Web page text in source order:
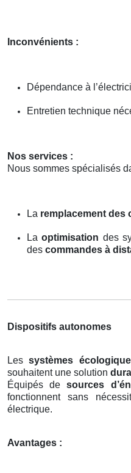
Inconvénients :
Dépendance à
Entretien technique
Nos services :
Nous sommes spécialisés
La remplacement des
Laoptimisation des
des commandes à
Dispositifs autonomes
Lessystèmes
souhaitent une solution
Équipés desources
fonctionnent sans
électrique.
Avantages :